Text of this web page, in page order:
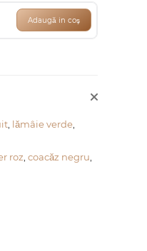
Adaugă in coş
, lămâie verde,
roz coacăz negru